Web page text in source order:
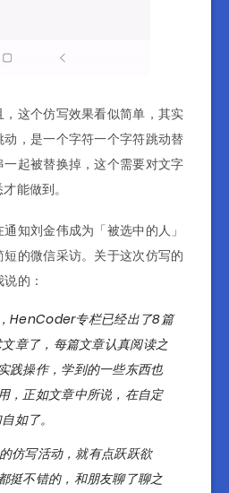
这个仿写效果看似简单，其实
，是一个字符一个字符跳动替
起被替换掉，这个需要对文字
能做到。
知刘金伟成为「被选中的人」
的微信采访。关于这次仿写的
的：
HenCoder专栏已经出了8篇
章了，每篇文章认真阅读之
践操作，学到的一些东西也
，正如文章中所说，在自定
如了。
仿写活动，就有点跃跃欲
挺不错的，和朋友聊了聊之